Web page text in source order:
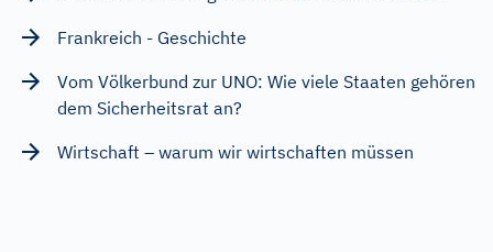
Frankreich - Geschichte
Vom Völkerbund zur UNO: Wie viele Staaten gehören
dem Sicherheitsrat an?
Wirtschaft – warum wir wirtschaften müssen